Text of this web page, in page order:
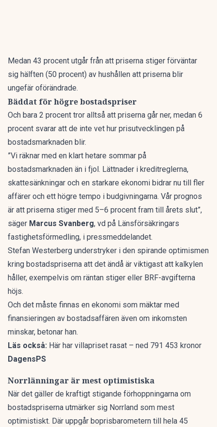
Medan 43 procent utgår från att priserna stiger förväntar
sig hälften (50 procent) av hushållen att priserna blir
ungefär oförändrade.
Bäddat för högre bostadspriser
Och bara 2 procent tror alltså att priserna går ner, medan 6
procent svarar att de inte vet hur prisutvecklingen på
bostadsmarknaden blir.
”Vi räknar med en klart hetare sommar på
bostadsmarknaden än i fjol. Lättnader i kreditreglerna,
skattesänkningar och en starkare ekonomi bidrar nu till fler
affärer och ett högre tempo i budgivningarna. Vår prognos
är att priserna stiger med 5–6 procent fram till årets slut”,
säger Marcus Svanberg, vd på Länsförsäkringars
fastighetsförmedling, i pressmeddelandet.
Stefan Westerberg understryker i den spirande optimismen
kring bostadspriserna att det ändå är viktigast att kalkylen
håller, exempelvis om räntan stiger eller BRF-avgifterna
höjs.
Och det måste finnas en ekonomi som mäktar med
finansieringen av bostadsaffären även om inkomsten
minskar, betonar han.
Läs också: Här har villapriset rasat – ned 791 453 kronor
DagensPS
Norrlänningar är mest optimistiska
När det gäller de kraftigt stigande förhoppningarna om
bostadspriserna utmärker sig Norrland som mest
optimistiskt. Där uppgår boprisbarometern till hela 45